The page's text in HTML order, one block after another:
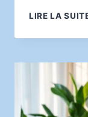
LIRE LA